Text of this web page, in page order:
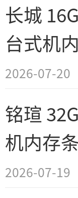
Tags： 雷克沙
长城
台式机
惠469元
2026-07-20
铭瑄
机内存
惠到手
2026-07-19